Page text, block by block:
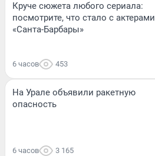
Круче сюжета любого сериала:
посмотрите, что стало с актерами
«Санта-Барбары»
6 часов 453
На Урале объявили ракетную
опасность
6 часов 3 165